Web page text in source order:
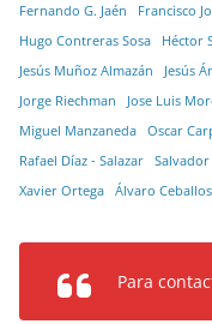
Fernando G. Jaén
Francisco
Hugo Contreras Sosa
Héctor
Jesús Muñoz Almazán
Jesús
Jorge Riechman
Jose Luis
Miguel Manzaneda
Oscar
Rafael Díaz - Salazar
Xavier Ortega
Álvaro Ceballos
Para